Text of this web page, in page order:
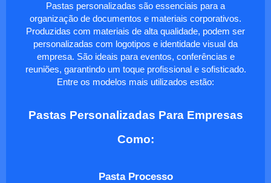
Pastas personalizadas são essenciais para a
organização de documentos e materiais corporativos.
Produzidas com materiais de alta qualidade, podem ser
personalizadas com logotipos e identidade visual da
empresa. São ideais para eventos, conferências e
reuniões, garantindo um toque profissional e sofisticado.
Entre os modelos mais utilizados estão:
Pastas Personalizadas Para Empresas
Como:
Pasta Processo